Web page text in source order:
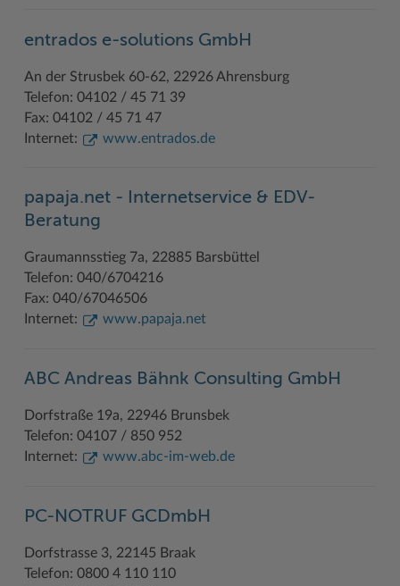
Zuständigkeitsfinder SH ↗
Stormarninfo
Termine
Woche der Seelischen Gesundheit
Karrieretag
Wappen und Geschichte
Wappenrolle
Was ist ein Kreis?
Zahlen, Daten, Fakten
Vereine und Gruppen
Wälder und Moore
entrados e-solutions GmbH
An der Strusbek 60-62, 22926 Ahrensburg
Telefon: 04102 / 45 71 39
Fax: 04102 / 45 71 47
Internet:
www.entrados.de
papaja.net - Internetservice & EDV-
Beratung
Graumannsstieg 7a, 22885 Barsbüttel
Telefon: 040/6704216
Fax: 040/67046506
Internet:
www.papaja.net
ABC Andreas Bähnk Consulting GmbH
Dorfstraße 19a, 22946 Brunsbek
Telefon: 04107 / 850 952
Internet:
www.abc-im-web.de
PC-NOTRUF GCDmbH
Dorfstrasse 3, 22145 Braak
Telefon: 0800 4 110 110